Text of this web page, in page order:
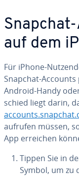
auf dem
Für iPhone-
Snapchat-
Android-Handy
schied liegt darin,
aufrufen müssen,
App erreichen
Tippen Sie in
Symbol, um zu